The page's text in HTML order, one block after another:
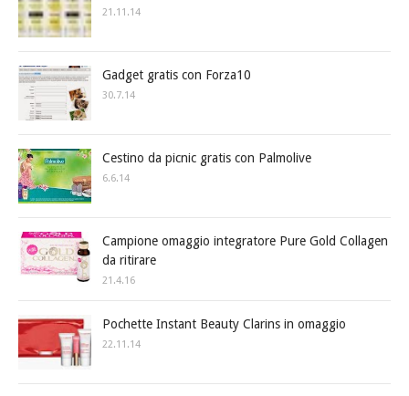
21.11.14
Gadget gratis con Forza10
30.7.14
Cestino da picnic gratis con Palmolive
6.6.14
Campione omaggio integratore Pure Gold Collagen
da ritirare
21.4.16
Pochette Instant Beauty Clarins in omaggio
22.11.14